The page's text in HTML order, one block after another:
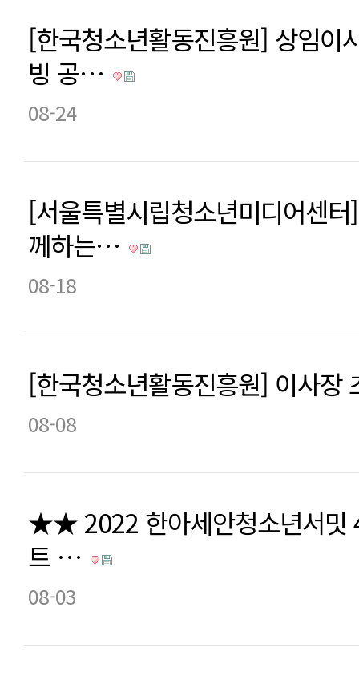
[한국청소년활동진흥원] 상임이
빙 공…
08-24
[서울특별시립청소년미디어센
께하는…
08-18
[한국청소년활동진흥원] 이사장
08-08
★★ 2022 한아세안청소년서밋
트 …
08-03